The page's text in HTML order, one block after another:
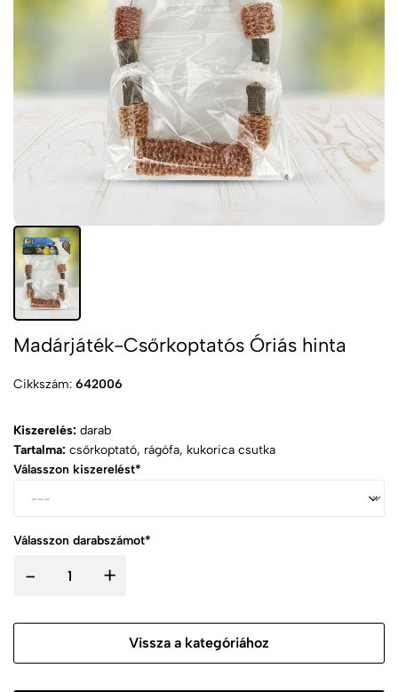
Madárjáték-Csőrkoptatós Óriás hinta
Cikkszám: 642006
Kiszerelés: darab
Tartalma: csőrkoptató, rágófa, kukorica csutka
Válasszon kiszerelést*
Válasszon darabszámot*
- +
Vissza a kategóriához